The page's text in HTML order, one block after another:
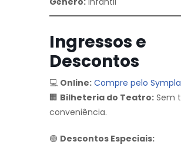
Ingressos e
Descontos
💻 Online: Compre pelo Sympla
🏢 Bilheteria do Teatro: Sem
conveniência.
🟢 Descontos Especiais: